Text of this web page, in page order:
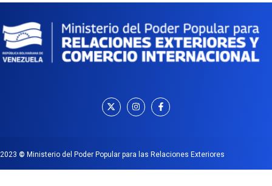
2023 © Ministerio del Poder Popular para las Relaciones Exteriores